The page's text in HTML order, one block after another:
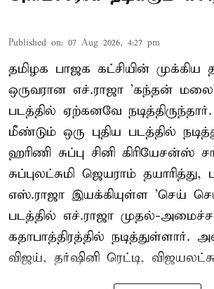
Published on: 07 Aug 2026, 4:27 pm
தமிழக பாஜக கட்சியின்
ஒருவரான எச்.ராஜா 'கந்தன்
படத்தில் ஏற்கனவே
மீண்டும் ஒரு புதிய படத்தில்
ஹரிணி சுப்பு சினி கிரியேசன்ஸ்
சுப்புலட்சுமி ஜெயராம் தயாரித்து,
எஸ்.ராஜா இயக்கியுள்ள 'செய்
படத்தில் எச்.ராஜா முதல்-
கதாபாத்திரத்தில் நடித்துள்ளார்.
விஜய், தர்ஷினி ரெட்டி,